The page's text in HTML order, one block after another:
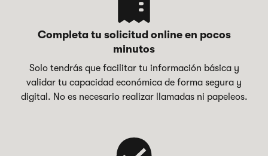
Completa tu solicitud online en pocos
minutos
Solo tendrás que facilitar tu información básica y
validar tu capacidad económica de forma segura y
digital. No es necesario realizar llamadas ni papeleos.